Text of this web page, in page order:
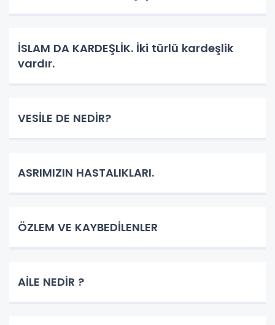
İSLAM DA KARDEŞLİK. İki türlü kardeşlik
vardır.
VESİLE DE NEDİR?
ASRIMIZIN HASTALIKLARI.
ÖZLEM VE KAYBEDİLENLER
AİLE NEDİR ?